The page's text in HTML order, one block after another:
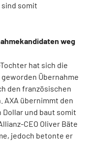
somit
weg
hat sich die
Übernahme
den französischen
AXA übernimmt den
Dollar und baut somit
CEO Oliver Bäte
jedoch betonte er